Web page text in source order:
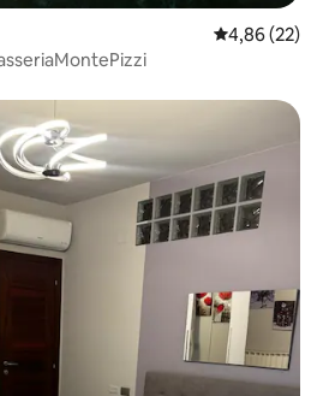
Évaluation
4,86 (22)